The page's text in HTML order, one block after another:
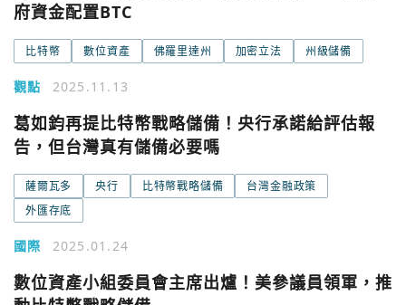
府資金配置BTC
比特幣 數位資產 佛羅里達州 加密立法 州級儲備
觀點 2025.11.13
葛如鈞再提比特幣戰略儲備！央行承諾給評估報
告，但台灣真有儲備必要嗎
薩爾瓦多 央行 比特幣戰略儲備
台灣金融政策
外匯存底
國際 2025.01.24
數位資產小組委員會主席出爐！美參議員領軍，推